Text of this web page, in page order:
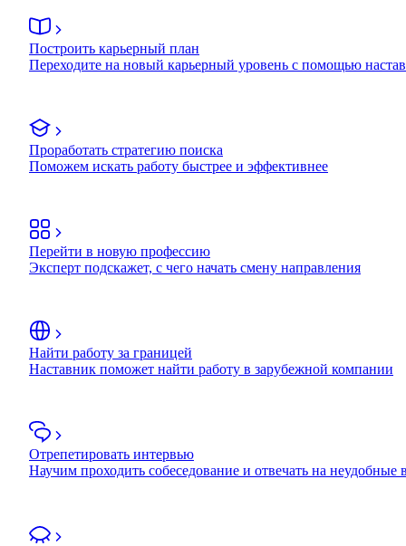
Построить карьерный план
Переходите на новый карьерный уровень с помощью
Проработать стратегию поиска
Поможем искать работу быстрее и эффективнее
Перейти в новую профессию
Эксперт подскажет, с чего начать смену направления
Найти работу за границей
Наставник поможет найти работу в зарубежной компании
Отрепетировать интервью
Научим проходить собеседование и отвечать на неудобные